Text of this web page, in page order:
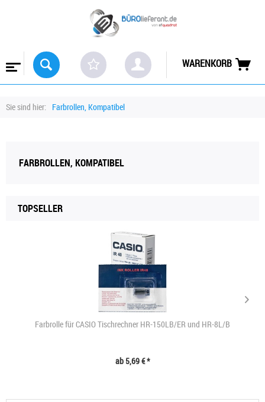
WARENKORB
Sie sind hier: Farbrollen, Kompatibel
FARBROLLEN, KOMPATIBEL
TOPSELLER
Farbrolle für CASIO Tischrechner HR-150LB/ER und HR-8L/B
ab 5,69 € *